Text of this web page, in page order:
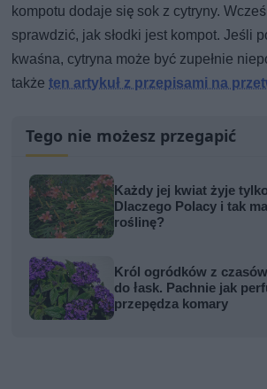
kompotu dodaje się sok z cytryny.
sprawdzić, jak słodki jest kompot. Jeśli
kwaśna, cytryna może być zupełnie
takżeten artykuł z przepisami na
Tego nie możesz przegapić
Każdy jej kwiat żyje
Dlaczego Polacy i tak
roślinę?
Król ogródków z
do łask. Pachnie jak
przepędza komary